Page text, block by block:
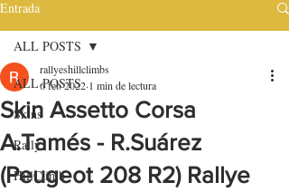
Entrada
ALL POSTS
Skins
Rally
HillClimb
ALL POSTS
Skin Assetto Corsa
A.Tamés - R.Suárez
(Peugeot 208 R2) Rallye
rallyeshillclimbs
6 feb 2022 1 min de lectura